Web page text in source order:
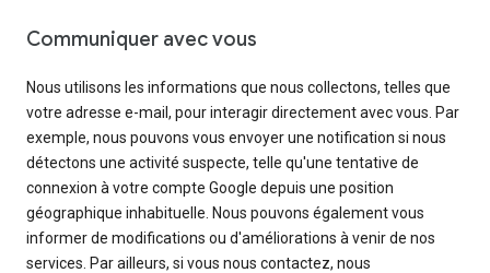
Communiquer avec vous
Nous utilisons les informations que nous collectons, telles que
votre adresse e-mail, pour interagir directement avec vous. Par
exemple, nous pouvons vous envoyer une notification si nous
détectons une activité suspecte, telle qu'une tentative de
connexion à votre compte Google depuis une position
géographique inhabituelle. Nous pouvons également vous
informer de modifications ou d'améliorations à venir de nos
services. Par ailleurs, si vous nous contactez, nous